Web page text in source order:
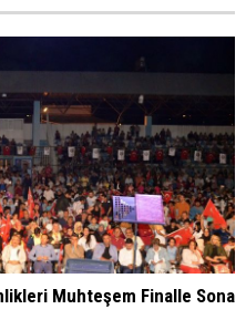
Muhteşem Finalle Sona